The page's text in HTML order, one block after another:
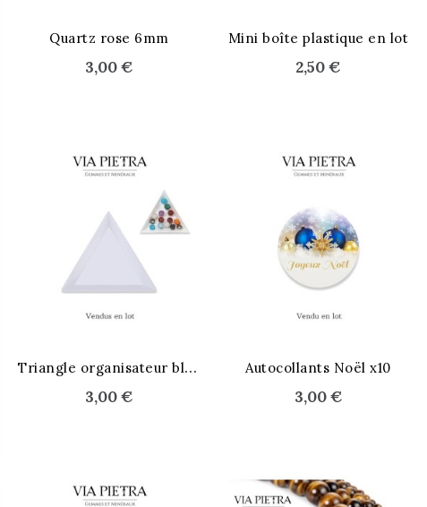
Amulettes, des
objets sacrés et
Amulettes : Objets
de Protection et de
Pouvoir
Lire la suite
Mandragore
Tout savoir sur la
Légende corses :
l'Oeil de Sainte
Ochju di Santa
Lucia, un
symbolisme
puissant en Corse
Lire la suite
Quartz rose 6mm
3,00 €
Mini boîte plastique en lot
2,50 €
T
riangle organisateur blanc
3,00 €
Autocollants Noël x10
3,00 €